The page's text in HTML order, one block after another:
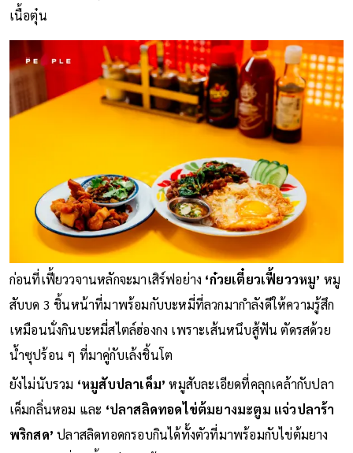
เนื้อตุ๋น
ก่อนที่เฟี้ยววจานหลักจะมาเสิร์ฟอย่าง ‘ก๋วยเตี๋ยวเฟี้ยววหมู’ หมู
สับบด 3 ชิ้นหน้าที่มาพร้อมกับบะหมี่ที่ลวกมากำลังดีให้ความรู้สึก
เหมือนนั่งกินบะหมี่สไตล์ฮ่องกง เพราะเส้นหนึบสู้ฟัน ตัดรสด้วย
น้ำซุปร้อน ๆ ที่มาคู่กับเล้งชิ้นโต
ยังไม่นับรวม ‘หมูสับปลาเค็ม’หมูสับละเอียดที่คลุกเคล้ากับปลา
เค็มกลิ่นหอม และ ‘ปลาสลิดทอดไข่ต้มยางมะตูม แจ่วปลาร้า
พริกสด’ปลาสลิดทอดกรอบกินได้ทั้งตัวที่มาพร้อมกับไข่ต้มยาง